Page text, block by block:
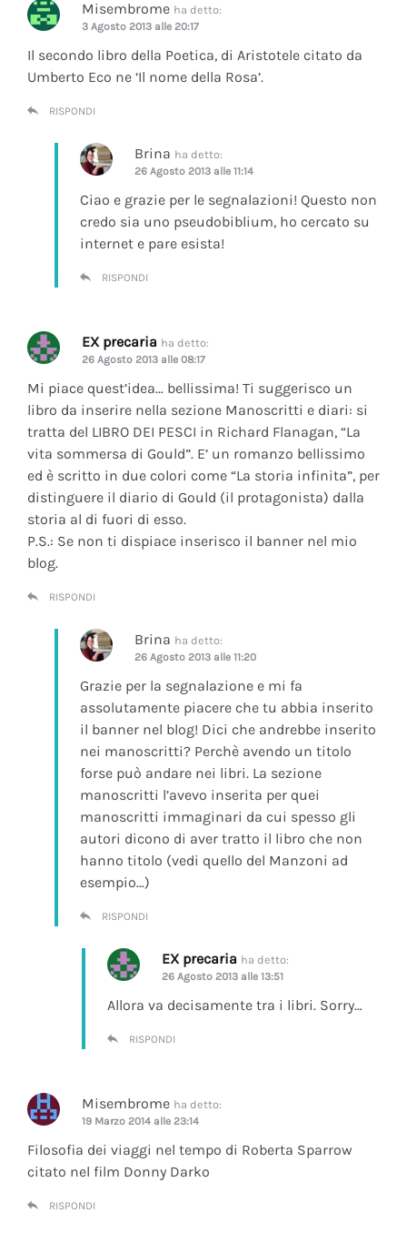
Misembrome ha detto:
3 Agosto 2013 alle 20:17
Il secondo libro della Poetica, di Aristotele citato da
Umberto Eco ne ‘Il nome della Rosa’.
RISPONDI
Brina ha detto:
26 Agosto 2013 alle 11:14
Ciao e grazie per le segnalazioni! Questo non
credo sia uno pseudobiblium, ho cercato su
internet e pare esista!
RISPONDI
EX precaria ha detto:
26 Agosto 2013 alle 08:17
Mi piace quest’idea… bellissima! Ti suggerisco un
libro da inserire nella sezione Manoscritti e diari: si
tratta del LIBRO DEI PESCI in Richard Flanagan, “La
vita sommersa di Gould”. E’ un romanzo bellissimo
ed è scritto in due colori come “La storia infinita”, per
distinguere il diario di Gould (il protagonista) dalla
storia al di fuori di esso.
P.S.: Se non ti dispiace inserisco il banner nel mio
blog.
RISPONDI
Brina ha detto:
26 Agosto 2013 alle 11:20
Grazie per la segnalazione e mi fa
assolutamente piacere che tu abbia inserito
il banner nel blog! Dici che andrebbe inserito
nei manoscritti? Perchè avendo un titolo
forse può andare nei libri. La sezione
manoscritti l’avevo inserita per quei
manoscritti immaginari da cui spesso gli
autori dicono di aver tratto il libro che non
hanno titolo (vedi quello del Manzoni ad
esempio…)
RISPONDI
EX precaria ha detto:
26 Agosto 2013 alle 13:51
Allora va decisamente tra i libri. Sorry…
RISPONDI
Misembrome ha detto:
19 Marzo 2014 alle 23:14
Filosofia dei viaggi nel tempo di Roberta Sparrow
citato nel film Donny Darko
RISPONDI